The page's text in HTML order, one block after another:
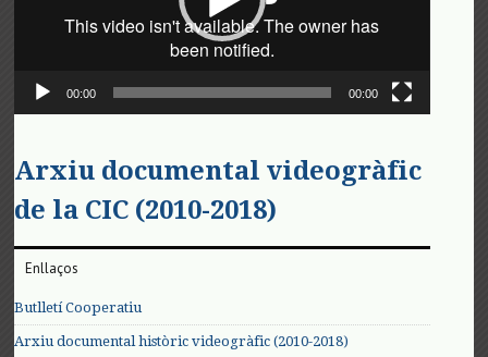
00:00 00:00
Arxiu documental videogràfic
de la CIC (2010-2018)
Enllaços
Butlletí Cooperatiu
Arxiu documental històric videogràfic (2010-2018)